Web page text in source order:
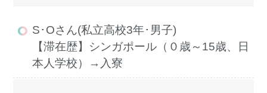
S･Oさん(私立高校3年･男子)
【滞在歴】シンガポール（０歳～15歳、日
本人学校）→入寮